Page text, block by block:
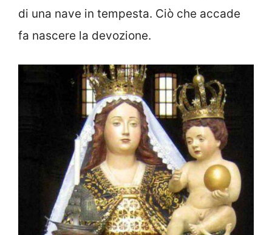
di una nave in tempesta. Ciò che accade
fa nascere la devozione.